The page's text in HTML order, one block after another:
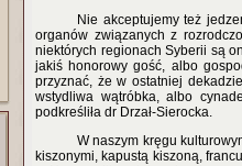
Nie akceptujemy też
organów związanych z
niektórych regionach Syberii są
jakiś honorowy gość, albo
przyznać, że w ostatniej
wstydliwa wątróbka, albo
podkreśliła dr Drzał-Sierocka.
W naszym kręgu
kiszonymi, kapustą kiszoną,